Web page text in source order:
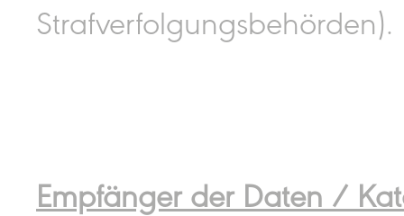
Strafverfolgungsbehörden).
Empfänger der Daten /